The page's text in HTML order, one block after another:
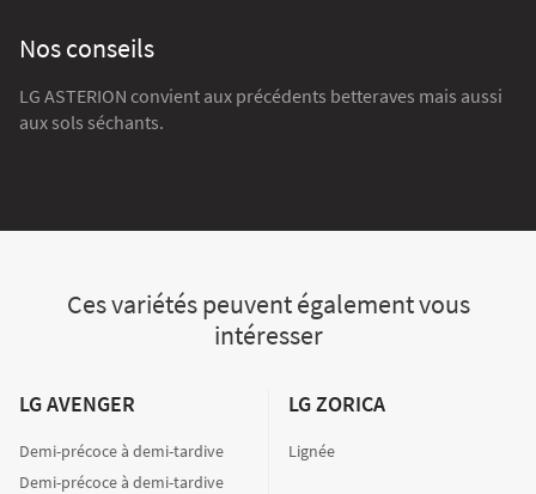
Nos conseils
LG ASTERION convient aux précédents betteraves mais aussi
aux sols séchants.
Ces variétés peuvent également vous
intéresser
LG AVENGER
Demi-précoce à demi-tardive
Demi-précoce à demi-tardive
LG ZORICA
Lignée